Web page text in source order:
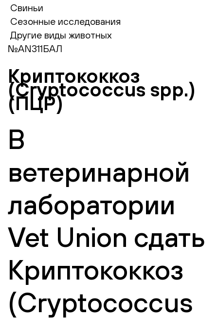
Свиньи
Сезонные исследования
Другие виды животных
№AN311БАЛ
Криптококкоз
(Cryptococcus spp.)
(ПЦР)
В
ветеринарной
лаборатории
Vet Union сдать
Криптококкоз
(Cryptococcus